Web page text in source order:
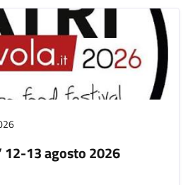
12-13 agosto 2026